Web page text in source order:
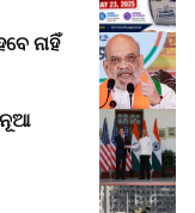
ନାହିଁ
ନୂଆ